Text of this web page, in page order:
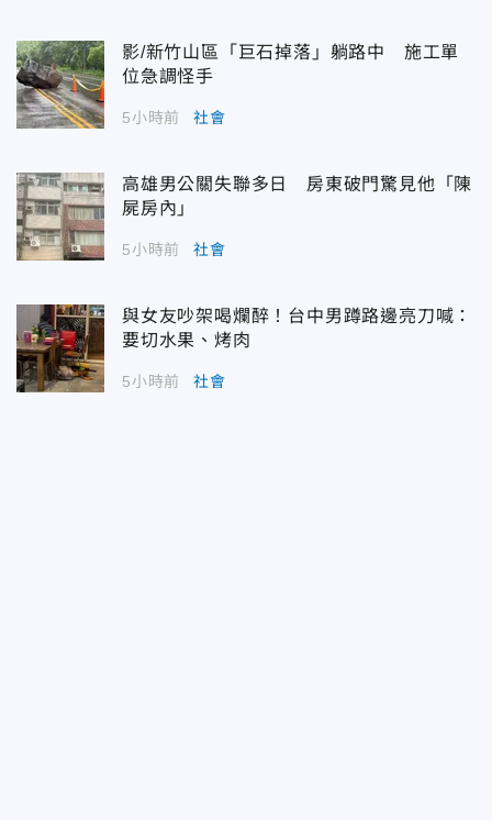
影/新竹山區「巨石掉落」躺路中 施工單
位急調怪手
5小時前 社會
高雄男公關失聯多日 房東破門驚見他「陳
屍房內」
5小時前 社會
與女友吵架喝爛醉！台中男蹲路邊亮刀喊：
要切水果、烤肉
5小時前 社會